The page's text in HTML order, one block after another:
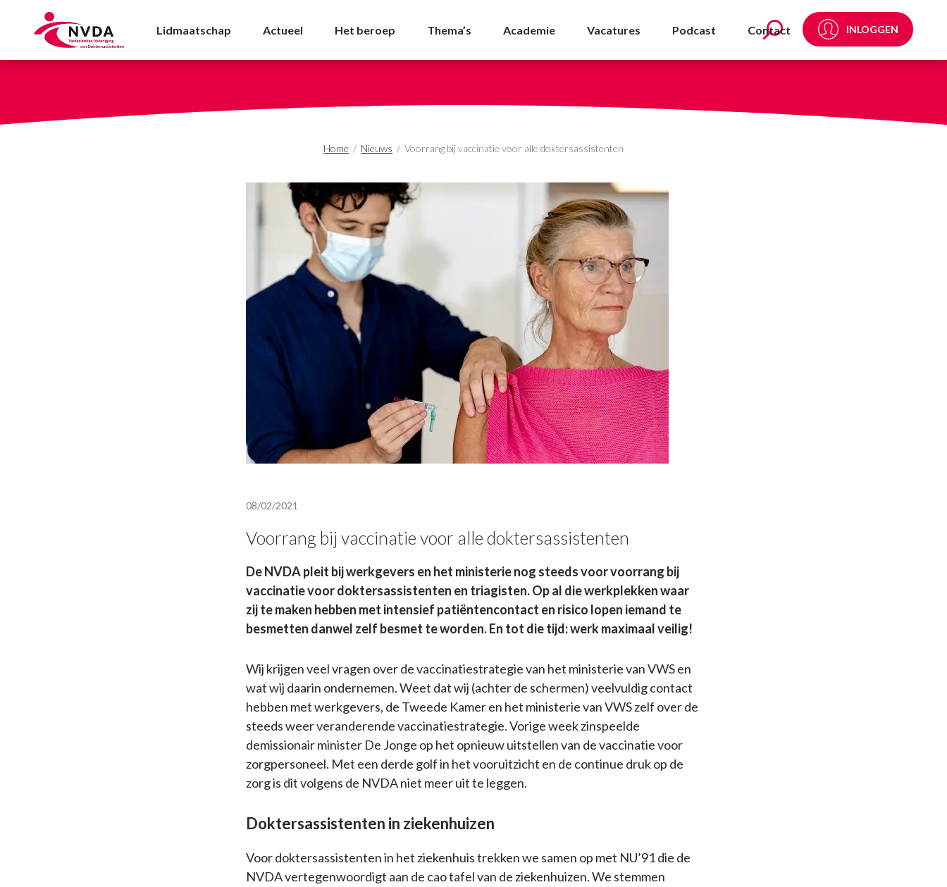
Voorrang bij vaccinatie voor alle doktersassistenten - NVDA
Lidmaatschap Actueel Het beroep Thema’s Academie Vacatures Podcast Contact INLOGGEN
Home / Nieuws / Voorrang bij vaccinatie voor alle doktersassistenten
08/02/2021
Voorrang bij vaccinatie voor alle doktersassistenten
De NVDA pleit bij werkgevers en het ministerie nog steeds voor voorrang bij
vaccinatie voor doktersassistenten en triagisten. Op al die werkplekken waar
zij te maken hebben met intensief patiëntencontact en risico lopen iemand te
besmetten danwel zelf besmet te worden. En tot die tijd: werk maximaal veilig!
Wij krijgen veel vragen over de vaccinatiestrategie van het ministerie van VWS en
wat wij daarin ondernemen. Weet dat wij (achter de schermen) veelvuldig contact
hebben met werkgevers, de Tweede Kamer en het ministerie van VWS zelf over de
steeds weer veranderende vaccinatiestrategie. Vorige week zinspeelde
demissionair minister De Jonge op het opnieuw uitstellen van de vaccinatie voor
zorgpersoneel. Met een derde golf in het vooruitzicht en de continue druk op de
zorg is dit volgens de NVDA niet meer uit te leggen.
Doktersassistenten in ziekenhuizen
Voor doktersassistenten in het ziekenhuis trekken we samen op met NU’91 die de
NVDA vertegenwoordigt aan de cao tafel van de ziekenhuizen. We stemmen